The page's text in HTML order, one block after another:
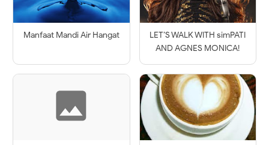
Manfaat Mandi Air Hangat
LET’S WALK WITH simPATI
AND AGNES MONICA!